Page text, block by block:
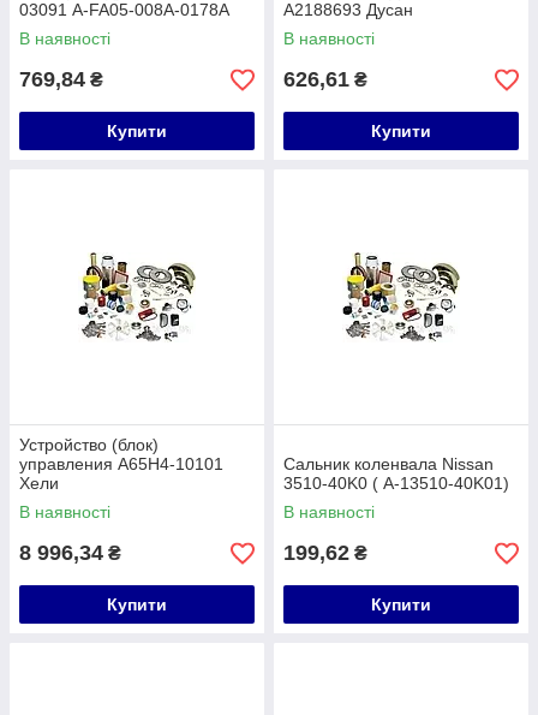
03091 A-FA05-008A-0178A
В наявності
769,84 ₴
Купити
A2188693 Дусан
В наявності
626,61 ₴
Купити
Устройство (блок)
управления A65H4-10101
Хели
В наявності
8 996,34 ₴
Купити
Сальник коленвала Nissan
3510-40K0 ( A-13510-40K01)
В наявності
199,62 ₴
Купити